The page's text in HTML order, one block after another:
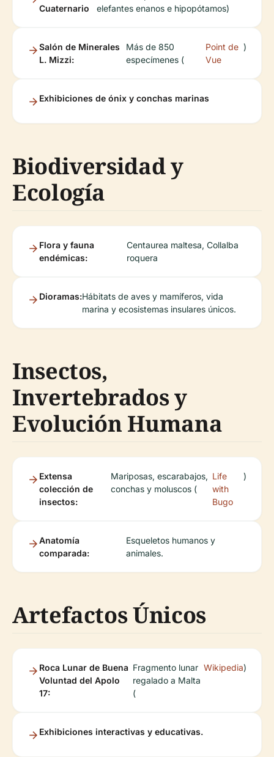
Cuaternario
elefantes enanos e hipopótamos)
Salón de Minerales
L. Mizzi:
Más de 850
especímenes (
Point de
Vue
)
Exhibiciones de ónix y conchas marinas
Biodiversidad y
Ecología
Flora y fauna
endémicas:
Centaurea maltesa, Collalba
roquera
Dioramas:Hábitats de aves y mamíferos, vida
marina y ecosistemas insulares únicos.
Insectos,
Invertebrados y
Evolución Humana
Extensa
colección de
insectos:
Mariposas, escarabajos,
conchas y moluscos (
Life
with
Bugo
)
Anatomía
comparada:
Esqueletos humanos y
animales.
Artefactos Únicos
Roca Lunar de Buena
Voluntad del Apolo
17:
Fragmento lunar
regalado a Malta
(
Wikipedia)
Exhibiciones interactivas y educativas.